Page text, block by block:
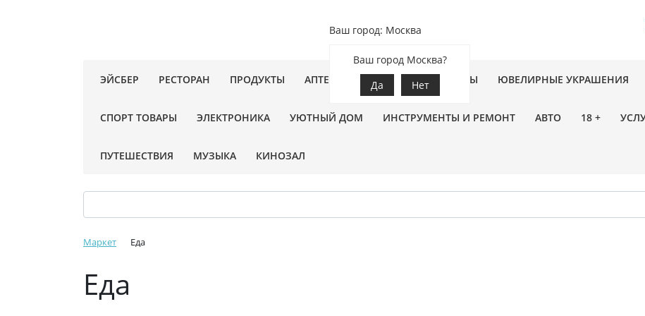
Ваш город: Москва
Ваш город Москва?
Да
Нет
ЭЙСБЕР РЕСТОРАН ПРОДУКТЫ АПТЕКА ЗООТОВАРЫ ЦВЕТЫ ЮВЕЛИРНЫЕ УКРАШЕНИЯ
СПОРТ ТОВАРЫ ЭЛЕКТРОНИКА УЮТНЫЙ ДОМ ИНСТРУМЕНТЫ И РЕМОНТ АВТО 18 +
ПУТЕШЕСТВИЯ МУЗЫКА КИНОЗАЛ
Маркет Еда
Еда